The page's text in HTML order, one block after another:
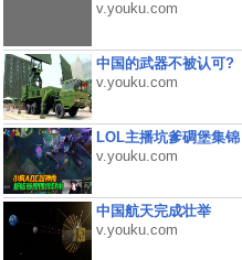
v.youku.com
中国的武器不被认可?
v.youku.com
LOL主播坑爹碉堡集锦
v.youku.com
中国航天完成壮举
v.youku.com